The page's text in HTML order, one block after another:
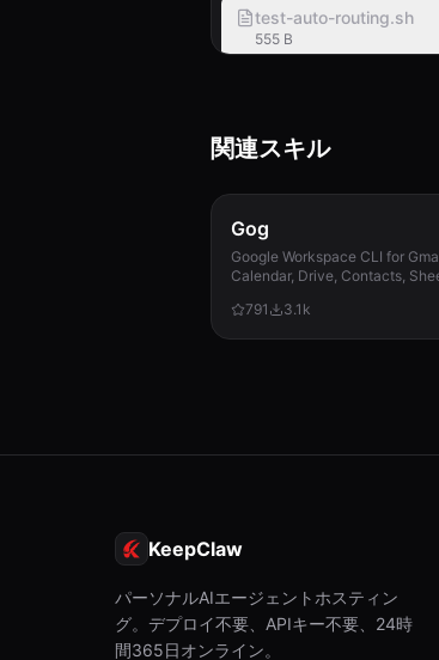
test-auto-routing.sh
555 B
関連スキル
Gog
Google Workspace CLI for
Calendar, Drive, Contacts,
791
3.1k
KeepClaw
パーソナルAIエージェントホスティン
グ。デプロイ不要、APIキー不要、24時
間365日オンライン。